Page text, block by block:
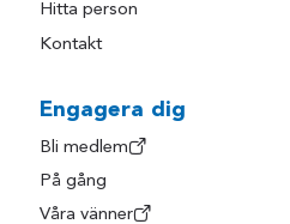
Hitta person
Kontakt
Engagera dig
Bli medlem
På gång
Våra vänner